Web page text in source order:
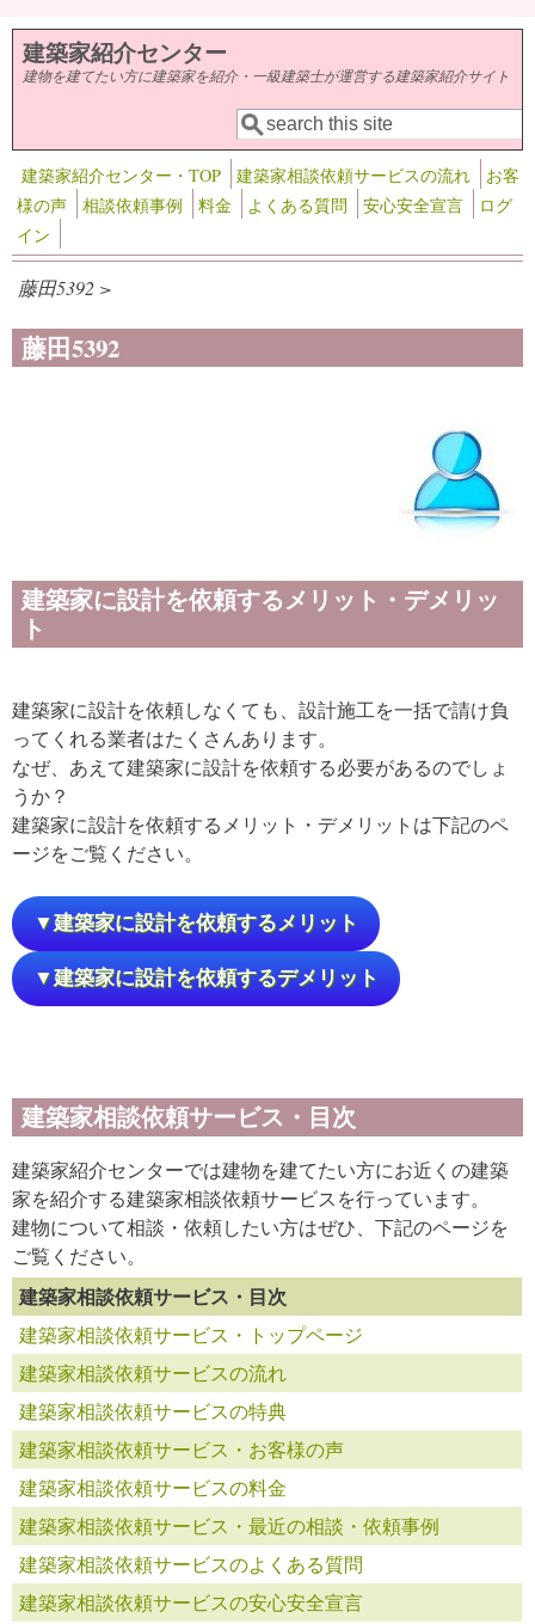
メインコンテンツに移動
建築家紹介センター
建物を建てたい方に建築家を紹介・一級建築士が運営する建築家紹介サイト
検索フォーム
検索
建築家紹介センター・TOP 建築家相談依頼サービスの流れ
お客
様の声
相談依頼事例 料金 よくある質問 安心安全宣言
ログ
イン
藤田5392 >
藤田5392
建築家に設計を依頼するメリット・デメリッ
ト
建築家に設計を依頼しなくても、設計施工を一括で請け負
ってくれる業者はたくさんあります。
なぜ、あえて建築家に設計を依頼する必要があるのでしょ
うか？
建築家に設計を依頼するメリット・デメリットは下記のペ
ージをご覧ください。
▼建築家に設計を依頼するメリット
▼建築家に設計を依頼するデメリット
建築家相談依頼サービス・目次
建築家紹介センターでは建物を建てたい方にお近くの建築
家を紹介する建築家相談依頼サービスを行っています。
建物について相談・依頼したい方はぜひ、下記のページを
ご覧ください。
建築家相談依頼サービス・目次
建築家相談依頼サービス・トップページ
建築家相談依頼サービスの流れ
建築家相談依頼サービスの特典
建築家相談依頼サービス・お客様の声
建築家相談依頼サービスの料金
建築家相談依頼サービス・最近の相談・依頼事例
建築家相談依頼サービスのよくある質問
建築家相談依頼サービスの安心安全宣言